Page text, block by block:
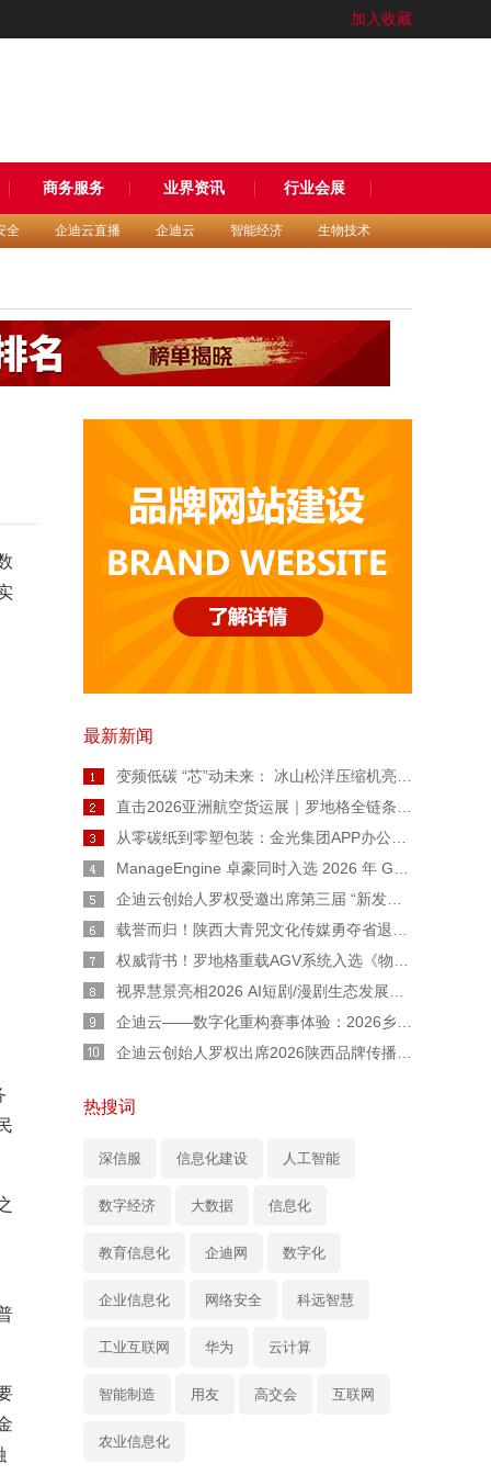
加入收藏
商务服务 业界资讯 行业会展
全 企迪云直播 企迪云 智能经济 生物技术
最新新闻
热搜词
深信服 信息化建设 人工智能
数字经济 大数据 信息化
教育信息化 企迪网 数字化
企业信息化 网络安全 科远智慧
工业互联网 华为 云计算
智能制造 用友 高交会 互联网
农业信息化